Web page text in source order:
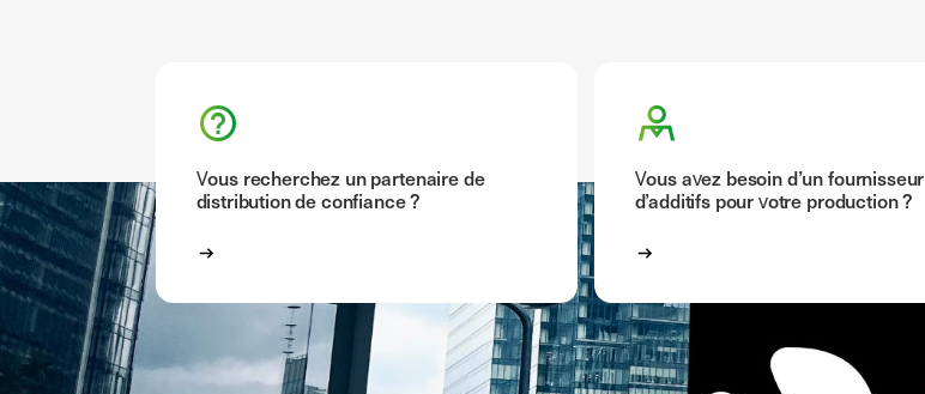
Vous recherchez un partenaire de
distribution de confiance ?
Vous avez besoin d’un fournisseur
d’additifs pour votre production ?